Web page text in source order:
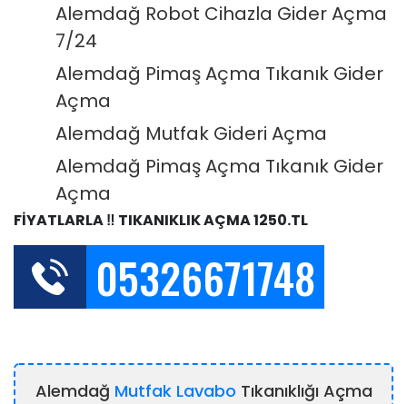
Alemdağ Robot Cihazla Gider Açma
7/24
Alemdağ Pimaş Açma Tıkanık Gider
Açma
Alemdağ Mutfak Gideri Açma
Alemdağ Pimaş Açma Tıkanık Gider
Açma
FİYATLARLA ‼️ TIKANIKLIK AÇMA 1250.TL
05326671748
Alemdağ Mutfak Lavabo Tıkanıklığı Açma